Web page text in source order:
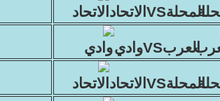
المحلةVSالاتحاد
العربVSوادي
المحلةVSالاتحاد